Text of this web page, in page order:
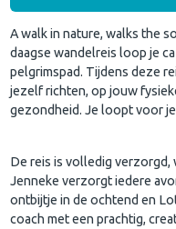
A walk in nature, walks the
daagse wandelreis loop je
pelgrimspad. Tijdens deze
jezelf richten, op jouw
gezondheid. Je loopt voor
De reis is volledig verzorgd,
Jenneke verzorgt iedere
ontbijtje in de ochtend en
coach met een prachtig,